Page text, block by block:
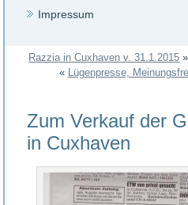
Impressum
Razzia in Cuxhaven v. 31.1.2015 »
« Lügenpresse,
Zum Verkauf der
in Cuxhaven